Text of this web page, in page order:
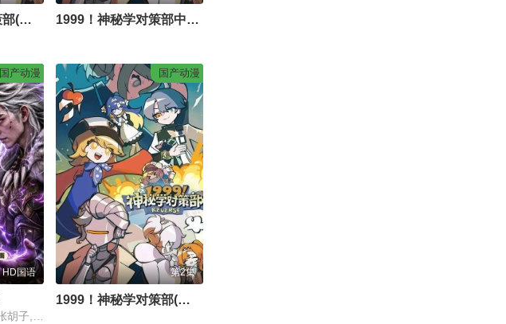
1999！神秘学对策部(中配版) 1999！神秘学对策部中配版
国产动漫
HD国语
崔郅昊,刘若班,王妮,张胡子,图特哈蒙,卢力峰,贺燕琳,木青禾,王雪亮,任景行,张占坤
国产动漫
第2集
1999！神秘学对策部(英配版)